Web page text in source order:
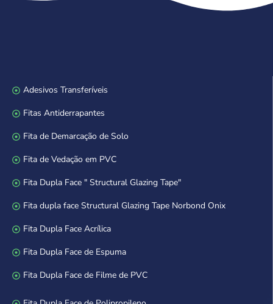
Adesivos Transferíveis
Fitas Antiderrapantes
Fita de Demarcação de Solo
Fita de Vedação em PVC
Fita Dupla Face " Structural Glazing Tape"
Fita dupla face Structural Glazing Tape Norbond Onix
Fita Dupla Face Acrílica
Fita Dupla Face de Espuma
Fita Dupla Face de Filme de PVC